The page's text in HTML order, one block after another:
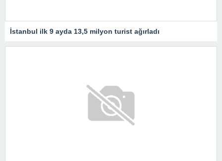
İstanbul ilk 9 ayda 13,5 milyon turist ağırladı